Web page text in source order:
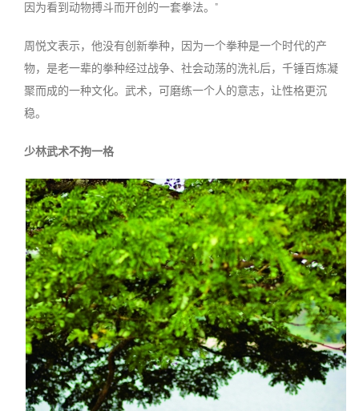
因为看到动物搏斗而开创的一套拳法。”
周悦文表示，他没有创新拳种，因为一个拳种是一个时代的产
物，是老一辈的拳种经过战争、社会动荡的洗礼后，千锤百炼凝
聚而成的一种文化。武术，可磨练一个人的意志，让性格更沉
稳。
少林武术不拘一格